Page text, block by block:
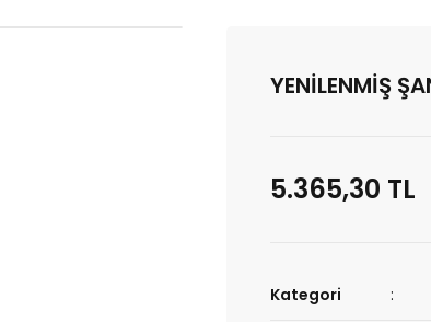
YENİLENMİŞ
5.365,30 TL
Kategori